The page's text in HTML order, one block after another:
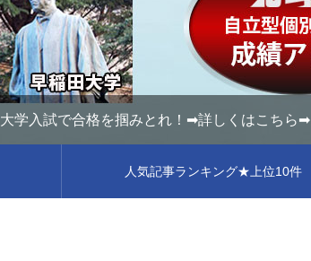
学入試で合格を掴みとれ！➡詳しくはこちら➡
人気記事ランキング★上位10件